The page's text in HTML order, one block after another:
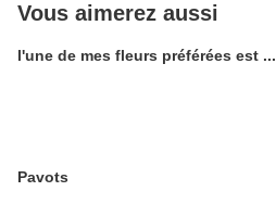
Vous aimerez aussi
l'une de mes fleurs préférées est ...
Pavots